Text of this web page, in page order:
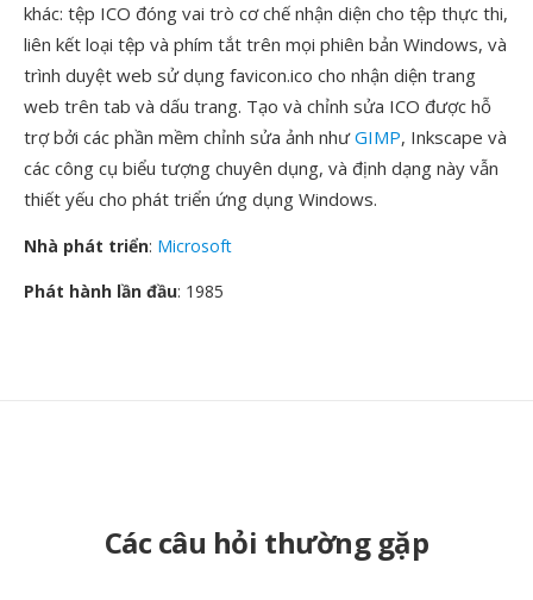
khác: tệp ICO đóng vai trò cơ chế nhận diện cho tệp thực thi,
liên kết loại tệp và phím tắt trên mọi phiên bản Windows, và
trình duyệt web sử dụng favicon.ico cho nhận diện trang
web trên tab và dấu trang. Tạo và chỉnh sửa ICO được hỗ
trợ bởi các phần mềm chỉnh sửa ảnh nhưGIMP, Inkscape và
các công cụ biểu tượng chuyên dụng, và định dạng này vẫn
thiết yếu cho phát triển ứng dụng Windows.
Nhà phát triển: Microsoft
Phát hành lần đầu: 1985
Các câu hỏi thường gặp